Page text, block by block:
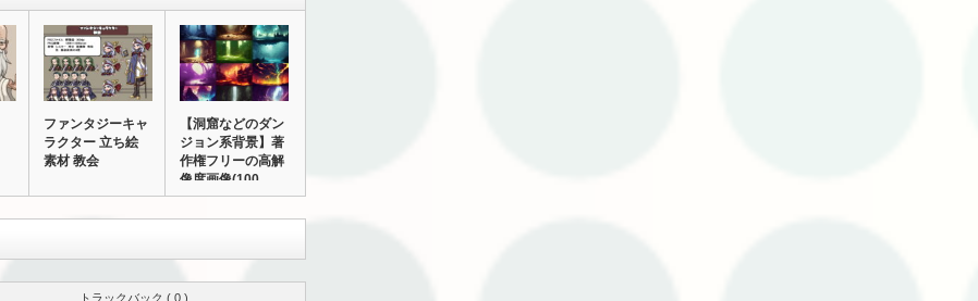
ファンタジーキャ
ラクター 立ち絵
素材 教会
【洞窟などのダン
ジョン系背景】著
作権フリーの高解
像度画像(100…
トラックバック ( 0 )